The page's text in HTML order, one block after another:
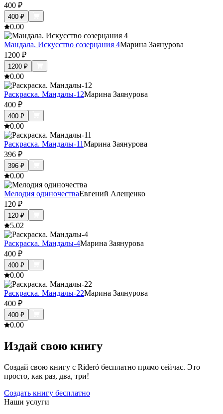
400 ₽
400 ₽
0.00
Мандала. Искусство созерцания 4Марина Заянурова
1200 ₽
1200 ₽
0.00
Раскраска. Мандалы-12Марина Заянурова
400 ₽
400 ₽
0.00
Раскраска. Мандалы-11Марина Заянурова
396 ₽
396 ₽
0.00
Мелодия одиночестваЕвгений Алещенко
120 ₽
120 ₽
5.02
Раскраска. Мандалы-4Марина Заянурова
400 ₽
400 ₽
0.00
Раскраска. Мандалы-22Марина Заянурова
400 ₽
400 ₽
0.00
Издай свою книгу
Создай свою книгу с Rideró бесплатно прямо сейчас. Это
просто, как раз, два, три!
Создать книгу бесплатно
Наши услуги